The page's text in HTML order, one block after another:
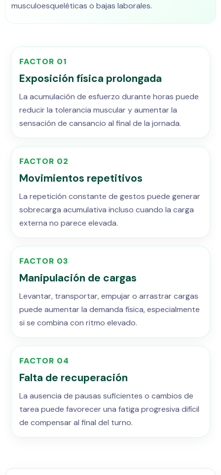
musculoesqueléticas o bajas laborales.
FACTOR 01
Exposición física prolongada
La acumulación de esfuerzo durante horas puede
reducir la tolerancia muscular y aumentar la
sensación de cansancio al final de la jornada.
FACTOR 02
Movimientos repetitivos
La repetición constante de gestos puede generar
sobrecarga acumulativa incluso cuando la carga
externa no parece elevada.
FACTOR 03
Manipulación de cargas
Levantar, transportar, empujar o arrastrar cargas
puede aumentar la demanda física, especialmente
si se combina con ritmo elevado.
FACTOR 04
Falta de recuperación
La ausencia de pausas suficientes o cambios de
tarea puede favorecer una fatiga progresiva difícil
de compensar al final del turno.